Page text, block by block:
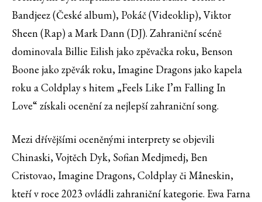
Bandjeez (České album), Pokáč (Videoklip), Viktor
Sheen (Rap) a Mark Dann (DJ). Zahraniční scéně
dominovala Billie Eilish jako zpěvačka roku, Benson
Boone jako zpěvák roku, Imagine Dragons jako kapela
roku a Coldplay s hitem „Feels Like I’m Falling In
Love“ získali ocenění za nejlepší zahraniční song.
Mezi dřívějšími oceněnými interprety se objevili
Chinaski, Vojtěch Dyk, Sofian Medjmedj, Ben
Cristovao, Imagine Dragons, Coldplay či Måneskin,
kteří v roce 2023 ovládli zahraniční kategorie. Ewa Farna